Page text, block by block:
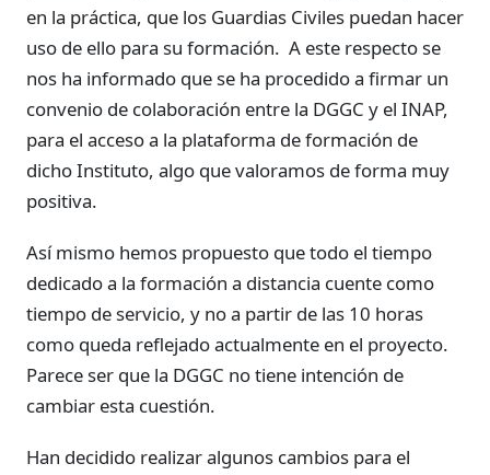
en la práctica, que los Guardias Civiles puedan hacer
uso de ello para su formación. A este respecto se
nos ha informado que se ha procedido a firmar un
convenio de colaboración entre la DGGC y el INAP,
para el acceso a la plataforma de formación de
dicho Instituto, algo que valoramos de forma muy
positiva.
Así mismo hemos propuesto que todo el tiempo
dedicado a la formación a distancia cuente como
tiempo de servicio, y no a partir de las 10 horas
como queda reflejado actualmente en el proyecto.
Parece ser que la DGGC no tiene intención de
cambiar esta cuestión.
Han decidido realizar algunos cambios para el